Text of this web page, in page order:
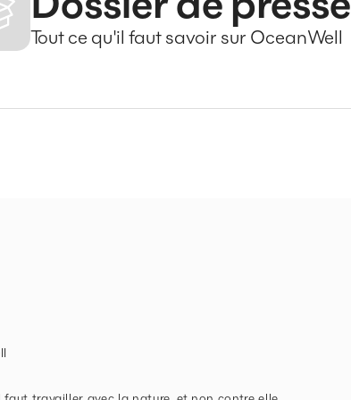
Tout ce qu'il faut savoir sur OceanWell